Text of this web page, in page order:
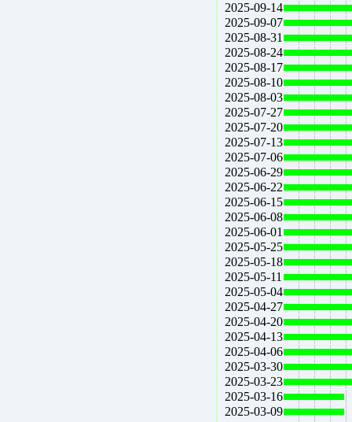
2025-09-14
2025-09-07
2025-08-31
2025-08-24
2025-08-17
2025-08-10
2025-08-03
2025-07-27
2025-07-20
2025-07-13
2025-07-06
2025-06-29
2025-06-22
2025-06-15
2025-06-08
2025-06-01
2025-05-25
2025-05-18
2025-05-11
2025-05-04
2025-04-27
2025-04-20
2025-04-13
2025-04-06
2025-03-30
2025-03-23
2025-03-16
2025-03-09